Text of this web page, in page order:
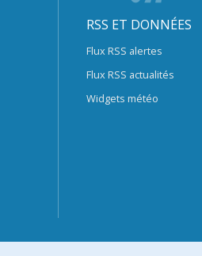
RSS ET DONNÉES
Flux RSS alertes
Flux RSS actualités
Widgets météo